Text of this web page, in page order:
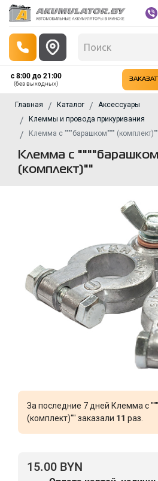
с 8:00 до 21:00
(без выходных)
Главная Каталог
Аксессуары
Клеммы и провода прикуривания
Клемма с """"барашком"""" (комплект)""
Клемма с
(комплект)""
За последние 7 дней Клемма с
(комплект)"" заказали 11 раз.
15.00 BYN